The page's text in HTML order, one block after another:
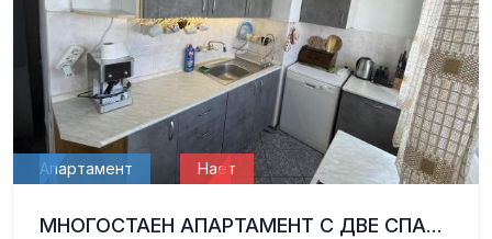
Апартамент Нает
МНОГОСТАЕН АПАРТАМЕНТ С ДВЕ СПАЛНИ И ГАРДЕРОБНО